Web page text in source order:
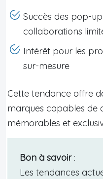
Succès des pop-
collaborations
Intérêt pour les
sur-mesure
Cette tendance offre
marques capables de
mémorables et
Bon à savoir:
Les tendances